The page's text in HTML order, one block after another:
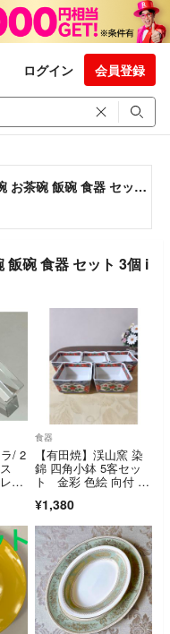
ログイン 会員登録
西海陶器(Saikaitoki) 茶碗 お茶碗 飯碗 食器 セット 3個 ind
飯碗 食器 セット 3個 i
/ 2
ス
食器
【有田焼】渓山窯 染
錦 四角小鉢 5客セッ
ト 金彩 色絵 向付 伝
¥1,380